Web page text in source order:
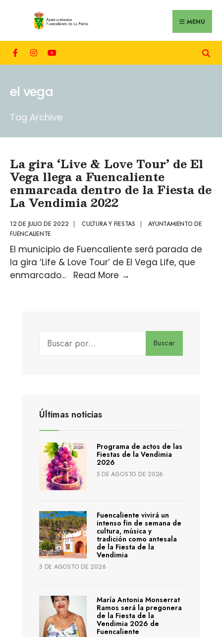
MENU
el vega
Tag Archive
La gira ‘Live & Love Tour’ de El
Vega llega a Fuencaliente
enmarcada dentro de la Fiesta de
La Vendimia 2022
12 DE JULIO DE 2022 | CULTURA Y FIESTAS |
AYUNTAMIENTO DE
FUENCALIENTE
El municipio de Fuencaliente será parada de
la gira ‘Life & Love Tour’ de El Vega Life, que
enmarcado... Read More →
Buscar
Últimas noticias
Programa de actos de las
Fiestas de la Vendimia
2026
5 DE AGOSTO DE 2026
Fuencaliente vivirá un
intenso fin de semana de
cultura, música y
tradición como antesala
de la Fiesta de la
Vendimia
5 DE AGOSTO DE 2026
María Antonia Monserrat
Ramos será la pregonera
de la Fiesta de la
Vendimia 2026 de
Fuencaliente